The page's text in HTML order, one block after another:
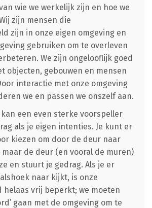
wie we werkelijk zijn en hoe we
zijn mensen die
zijn in onze eigen omgeving en
gebruiken om te overleven
We zijn ongelooflijk goed
objecten, gebouwen en mensen
interactie met onze omgeving
we en passen we onszelf aan.
kan een even sterke voorspeller
als je eigen intenties. Je kunt er
kiezen om door de deur naar
de deur (en vooral de muren)
en stuurt je gedrag. Als je er
naar kijkt, is onze
helaas vrij beperkt; we moeten
gaan met de omgeving om te